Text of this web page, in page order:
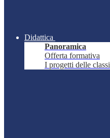
Didattica
Panoramica
Offerta formativa
I progetti delle classi